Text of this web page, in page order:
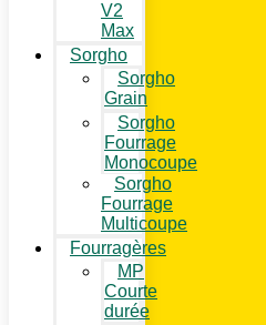
V2
Max
Sorgho
Sorgho
Grain
Sorgho
Fourrage
Monocoupe
Sorgho
Fourrage
Multicoupe
Fourragères
MP
Courte
durée